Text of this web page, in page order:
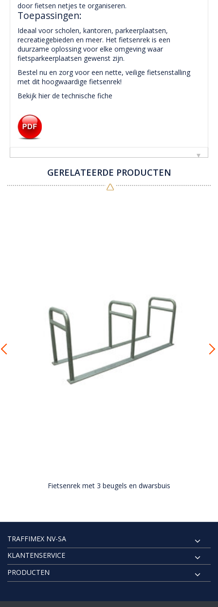
door fietsen netjes te organiseren.
Toepassingen:
Ideaal voor scholen, kantoren, parkeerplaatsen,
recreatiegebieden en meer. Het fietsenrek is een
duurzame oplossing voor elke omgeving waar
fietsparkeerplaatsen gewenst zijn.
Bestel nu en zorg voor een nette, veilige fietsenstalling
met dit hoogwaardige fietsenrek!
Bekijk hier de technische fiche
GERELATEERDE PRODUCTEN
Fietsenrek met 3 beugels en dwarsbuis
TRAFFIMEX NV-SA
KLANTENSERVICE
PRODUCTEN